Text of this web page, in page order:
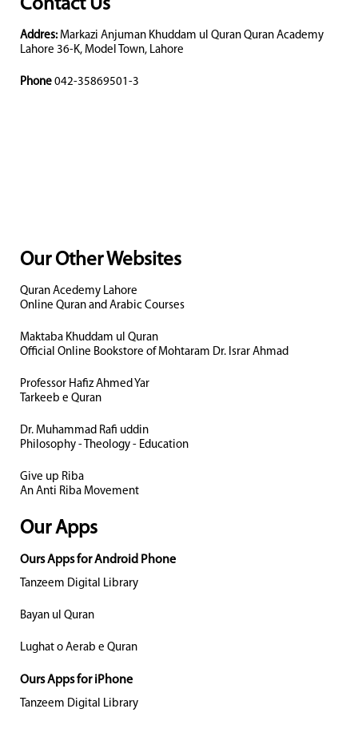
Contact Us
Addres: Markazi Anjuman Khuddam ul Quran Quran Academy
Lahore 36-K, Model Town, Lahore
Phone 042-35869501-3
Our Other Websites
Quran Acedemy Lahore
Online Quran and Arabic Courses
Maktaba Khuddam ul Quran
Official Online Bookstore of Mohtaram Dr. Israr Ahmad
Professor Hafiz Ahmed Yar
Tarkeeb e Quran
Dr. Muhammad Rafi uddin
Philosophy - Theology - Education
Give up Riba
An Anti Riba Movement
Our Apps
Ours Apps for Android Phone
Tanzeem Digital Library
Bayan ul Quran
Lughat o Aerab e Quran
Ours Apps for iPhone
Tanzeem Digital Library